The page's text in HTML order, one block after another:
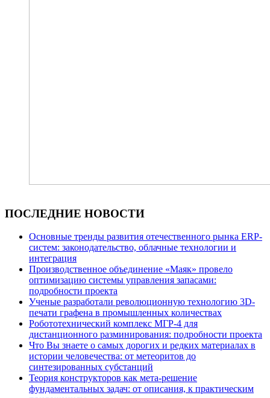
ПОСЛЕДНИЕ НОВОСТИ
Основные тренды развития отечественного рынка ERP-
систем: законодательство, облачные технологии и
интеграция
Производственное объединение «Маяк» провело
оптимизацию системы управления запасами:
подробности проекта
Ученые разработали революционную технологию 3D-
печати графена в промышленных количествах
Робототехнический комплекс МГР-4 для
дистанционного разминирования: подробности проекта
Что Вы знаете о самых дорогих и редких материалах в
истории человечества: от метеоритов до
синтезированных субстанций
Теория конструкторов как мета-решение
фундаментальных задач: от описания, к практическим